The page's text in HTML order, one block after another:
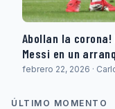
Abollan la corona!
Messi en un
febrero 22, 2026 ·
ÚLTIMO MOMENTO